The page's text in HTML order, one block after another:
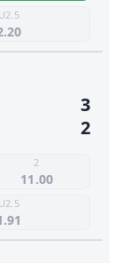
U2.5
3
2
2
11.00
U2.5